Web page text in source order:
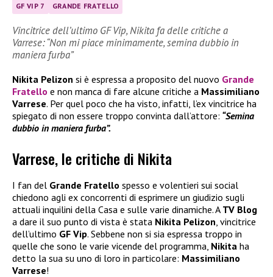
GF VIP 7 GRANDE FRATELLO
Vincitrice dell’ultimo GF Vip, Nikita fa delle critiche a
Varrese: “Non mi piace minimamente, semina dubbio in
maniera furba”
Nikita Pelizon si è espressa a proposito del nuovo Grande
Fratello e non manca di fare alcune critiche a Massimiliano
Varrese. Per quel poco che ha visto, infatti, l’ex vincitrice ha
spiegato di non essere troppo convinta dall’attore: “Semina
dubbio in maniera furba”.
Varrese, le critiche di Nikita
I fan del Grande Fratello spesso e volentieri sui social
chiedono agli ex concorrenti di esprimere un giudizio sugli
attuali inquilini della Casa e sulle varie dinamiche. A TV Blog
a dare il suo punto di vista è stata Nikita Pelizon , vincitrice
dell’ultimo GF Vip. Sebbene non si sia espressa troppo in
quelle che sono le varie vicende del programma, Nikita ha
detto la sua su uno di loro in particolare: Massimiliano
Varrese!